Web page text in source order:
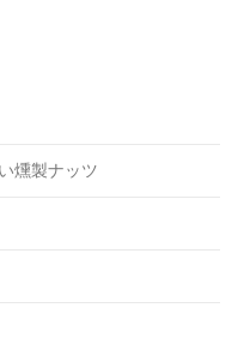
燻製ナッツ